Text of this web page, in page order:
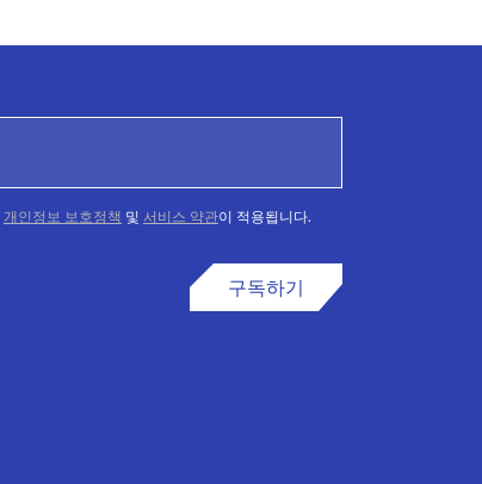
개인정보 보호정책 및 서비스 약관이 적용됩니다.
구독하기